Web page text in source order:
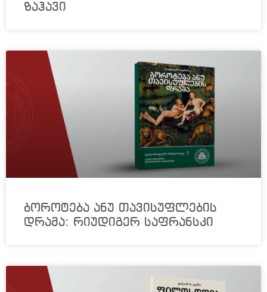
ზაჰავი
ბოროტება ანუ თავისუფლების
დრამა: რიუდიგერ საფრანსკი